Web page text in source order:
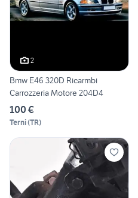
2
Bmw E46 320D Ricarmbi
Carrozzeria Motore 204D4
100 €
Terni(TR)